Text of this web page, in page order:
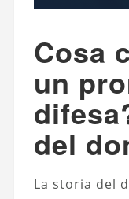
Cosa
un
del
La storia del